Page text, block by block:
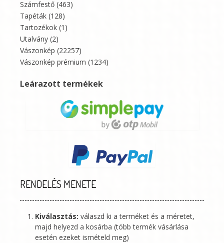
Számfestő (463)
Tapéták (128)
Tartozékok (1)
Utalvány (2)
Vászonkép (22257)
Vászonkép prémium (1234)
Leárazott termékek
RENDELÉS MENETE
Kiválasztás: válaszd ki a terméket és a méretet,
majd helyezd a kosárba (több termék vásárlása
esetén ezeket ismételd meg)